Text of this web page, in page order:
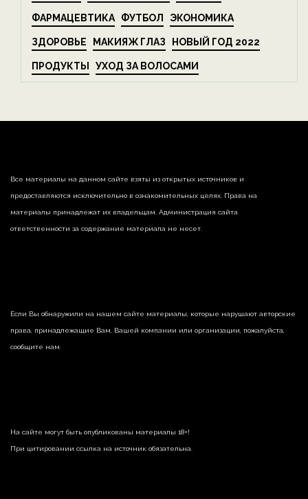
ФАРМАЦЕВТИКА ФУТБОЛ ЭКОНОМИКА
ЗДОРОВЬЕ МАКИЯЖ ГЛАЗ НОВЫЙ ГОД 2022
ПРОДУКТЫ УХОД ЗА ВОЛОСАМИ
Все материалы на данном сайте взяты из открытых источников и
предоставляются исключительно в ознакомительных целях. Права на
материалы принадлежат их владельцам. Администрация сайта
ответственности за содержание материала не несет.
Если Вы обнаружили на нашем сайте материалы, которые нарушают авторские
права, принадлежащие Вам, Вашей компании или организации, пожалуйста,
сообщите нам.
На сайте могут быть опубликованы материалы 18+!
При цитировании ссылка на источник обязательна.